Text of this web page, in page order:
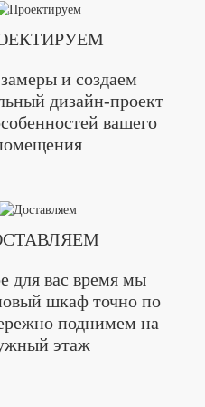
и создаем
дизайн-проект
вашего
для вас время мы
шкаф точно по
поднимем на
этаж